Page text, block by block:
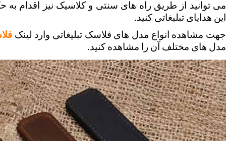
این هدایای تبلیغاتی کنید.
جهت مشاهده انواع مدل های فلاسک تبلیغاتی وارد لینک
مدل های مختلف آن را مشاهده کنید.